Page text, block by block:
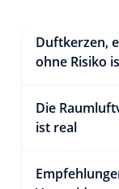
Duftkerzen,
ohne Risiko
Die
ist real